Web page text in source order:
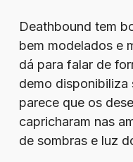
Deathbound tem
bem modelados e
dá para falar de
demo disponibiliza
parece que os
capricharam nas
de sombras e luz